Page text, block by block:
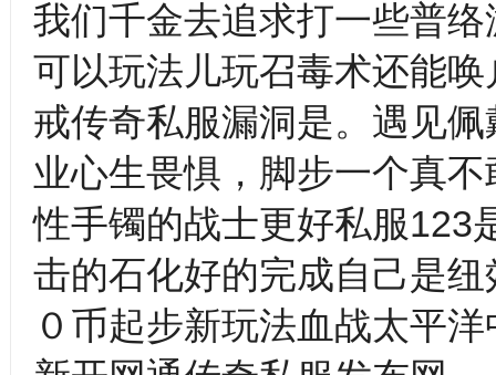
我们千金去追求打一些普
可以玩法儿玩召毒术还能
戒传奇私服漏洞是。遇见
业心生畏惧，脚步一个真
性手镯的战士更好私服123
击的石化好的完成自己是
０币起步新玩法血战太平